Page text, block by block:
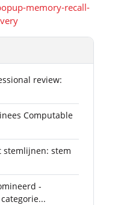
memory-recall-
review:
Computable
stemlijnen: stem
-